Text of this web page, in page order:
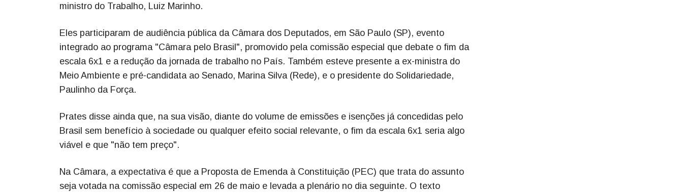
ministro do Trabalho, Luiz Marinho.
Eles participaram de audiência pública da Câmara dos Deputados, em São Paulo (SP), evento
integrado ao programa "Câmara pelo Brasil", promovido pela comissão especial que debate o fim da
escala 6x1 e a redução da jornada de trabalho no País. Também esteve presente a ex-ministra do
Meio Ambiente e pré-candidata ao Senado, Marina Silva (Rede), e o presidente do Solidariedade,
Paulinho da Força.
Prates disse ainda que, na sua visão, diante do volume de emissões e isenções já concedidas pelo
Brasil sem benefício à sociedade ou qualquer efeito social relevante, o fim da escala 6x1 seria algo
viável e que "não tem preço".
Na Câmara, a expectativa é que a Proposta de Emenda à Constituição (PEC) que trata do assunto
seja votada na comissão especial em 26 de maio e levada a plenário no dia seguinte. O texto